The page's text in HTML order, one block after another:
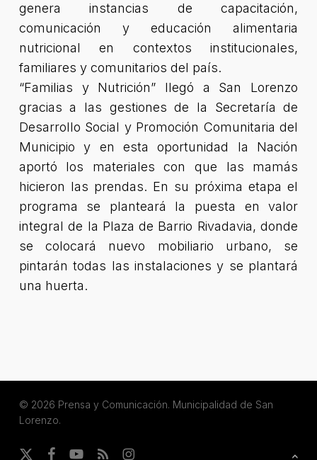
genera instancias de capacitación,
comunicación y educación alimentaria
nutricional en contextos institucionales,
familiares y comunitarios del país.
“Familias y Nutrición” llegó a San Lorenzo
gracias a las gestiones de la Secretaría de
Desarrollo Social y Promoción Comunitaria del
Municipio y en esta oportunidad la Nación
aportó los materiales con que las mamás
hicieron las prendas. En su próxima etapa el
programa se planteará la puesta en valor
integral de la Plaza de Barrio Rivadavia, donde
se colocará nuevo mobiliario urbano, se
pintarán todas las instalaciones y se plantará
una huerta.
© 2026 Prensa y Comunicación. Municipalidad de San
Lorenzo.
x- facebookyoutube
RSS instagram